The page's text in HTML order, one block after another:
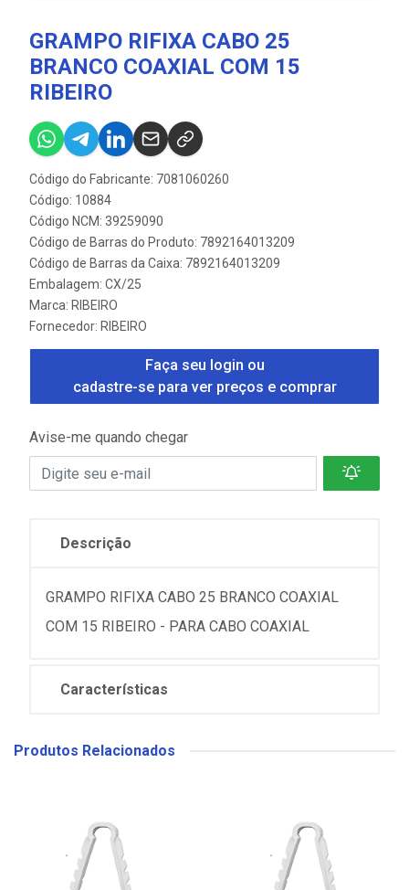
GRAMPO RIFIXA CABO 25
BRANCO COAXIAL COM 15
RIBEIRO
Código do Fabricante: 7081060260
Código: 10884
Código NCM: 39259090
Código de Barras do Produto: 7892164013209
Código de Barras da Caixa: 7892164013209
Embalagem: CX/25
Marca: RIBEIRO
Fornecedor: RIBEIRO
Faça seu login ou
cadastre-se para ver preços e comprar
Avise-me quando chegar
Descrição
GRAMPO RIFIXA CABO 25 BRANCO COAXIAL
COM 15 RIBEIRO - PARA CABO COAXIAL
Características
Produtos Relacionados